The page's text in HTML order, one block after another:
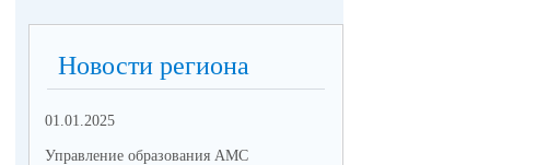
Новости региона
01.01.2025
Управление образования АМС